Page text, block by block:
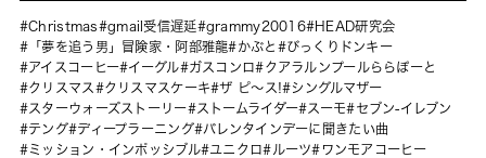
Christmas gmail受信遅延 grammy20016
HEAD研究会
「夢を追う男」冒険家・阿部雅龍
かぶと
びっくりドンキー
アイスコーヒー
イーグル ガスコンロ
クアラルンプールららぽーと
クリスマス
クリスマスケーキ ザ ピ〜ス!
シングルマザー
スターウォーズストーリー
ストームライダー スーモ
セブン-イレブン
テング
ディープラーニング
バレンタインデーに聞きたい曲
ミッション・インポッシブル
ユニクロ ルーツ
ワンモアコーヒー